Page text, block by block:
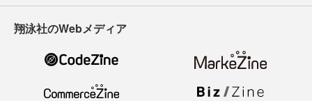
翔泳社のWebメディア